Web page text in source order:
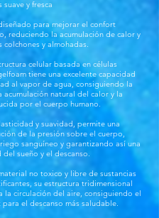
suave y fresca
para mejorar el confort
reduciendo la acumulación de calor y
colchones y almohadas.
celular basada en células
tiene una excelente capacidad
al vapor de agua, consiguiendo la
acumulación natural del calor y la
por el cuerpo humano.
y suavidad, permite una
de la presión sobre el cuerpo,
sanguíneo y garantizando así una
sueño y el descanso.
no toxico y libre de sustancias
su estructura tridimensional
la circulación del aire, consiguiendo el
el descanso más saludable.